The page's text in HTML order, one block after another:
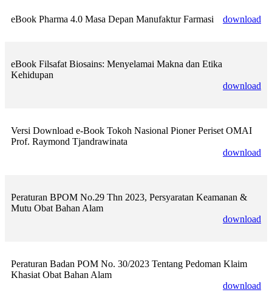
eBook Pharma 4.0 Masa Depan Manufaktur Farmasi download
eBook Filsafat Biosains: Menyelamai Makna dan Etika
Kehidupan
download
Versi Download e-Book Tokoh Nasional Pioner Periset OMAI
Prof. Raymond Tjandrawinata
download
Peraturan BPOM No.29 Thn 2023, Persyaratan Keamanan &
Mutu Obat Bahan Alam
download
Peraturan Badan POM No. 30/2023 Tentang Pedoman Klaim
Khasiat Obat Bahan Alam
download